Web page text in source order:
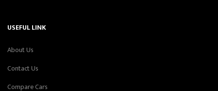
USEFUL LINK
About Us
Contact Us
Compare Cars